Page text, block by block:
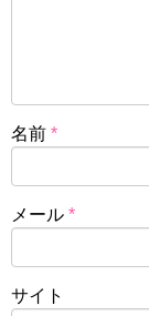
名前 *
メール *
サイト